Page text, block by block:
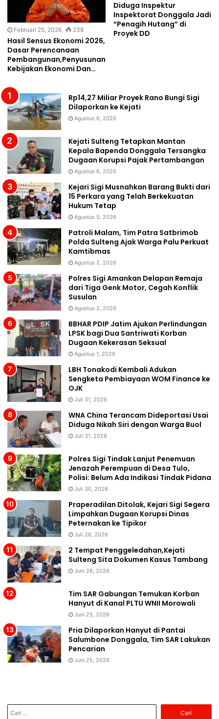
Februari 25, 2026 238
Hasil Sensus Ekonomi 2026,
Dasar Perencanaan
Pembangunan,Penyusunan
Kebijakan Ekonomi Dan…
Diduga Inspektur
Inspektorat Donggala Jadi
“Penagih Hutang” di
Proyek DD
Rp14,27 Miliar Proyek Rano Bungi Sigi
Dilaporkan ke Kejati
Agustus 6, 2026
Kejati Sulteng Tetapkan Mantan
Kepala Bapenda Donggala Tersangka
Dugaan Korupsi Pajak Pertambangan
Agustus 6, 2026
Kejari Sigi Musnahkan Barang Bukti dari
15 Perkara yang Telah Berkekuatan
Hukum Tetap
Agustus 5, 2026
Patroli Malam, Tim Patra Satbrimob
Polda Sulteng Ajak Warga Palu Perkuat
Kamtibmas
Agustus 2, 2026
Polres Sigi Amankan Delapan Remaja
dari Tiga Genk Motor, Cegah Konflik
Susulan
Agustus 2, 2026
BBHAR PDIP Jatim Ajukan Perlindungan
LPSK bagi Dua Santriwati Korban
Dugaan Kekerasan Seksual
Agustus 1, 2026
LBH Tonakodi Kembali Adukan
Sengketa Pembiayaan WOM Finance ke
OJK
Juli 31, 2026
WNA China Terancam Dideportasi Usai
Diduga Nikah Siri dengan Warga Buol
Juli 31, 2026
Polres Sigi Tindak Lanjut Penemuan
Jenazah Perempuan di Desa Tulo,
Polisi: Belum Ada Indikasi Tindak Pidana
Juli 30, 2026
Praperadilan Ditolak, Kejari Sigi Segera
Limpahkan Dugaan Korupsi Dinas
Peternakan ke Tipikor
Juli 28, 2026
2 Tempat Penggeledahan,Kejati
Sulteng Sita Dokumen Kasus Tambang
Juni 26, 2026
Tim SAR Gabungan Temukan Korban
Hanyut di Kanal PLTU WNII Morowali
Juni 25, 2026
Pria Dilaporkan Hanyut di Pantai
Salumbone Donggala, Tim SAR Lakukan
Pencarian
Juni 25, 2026